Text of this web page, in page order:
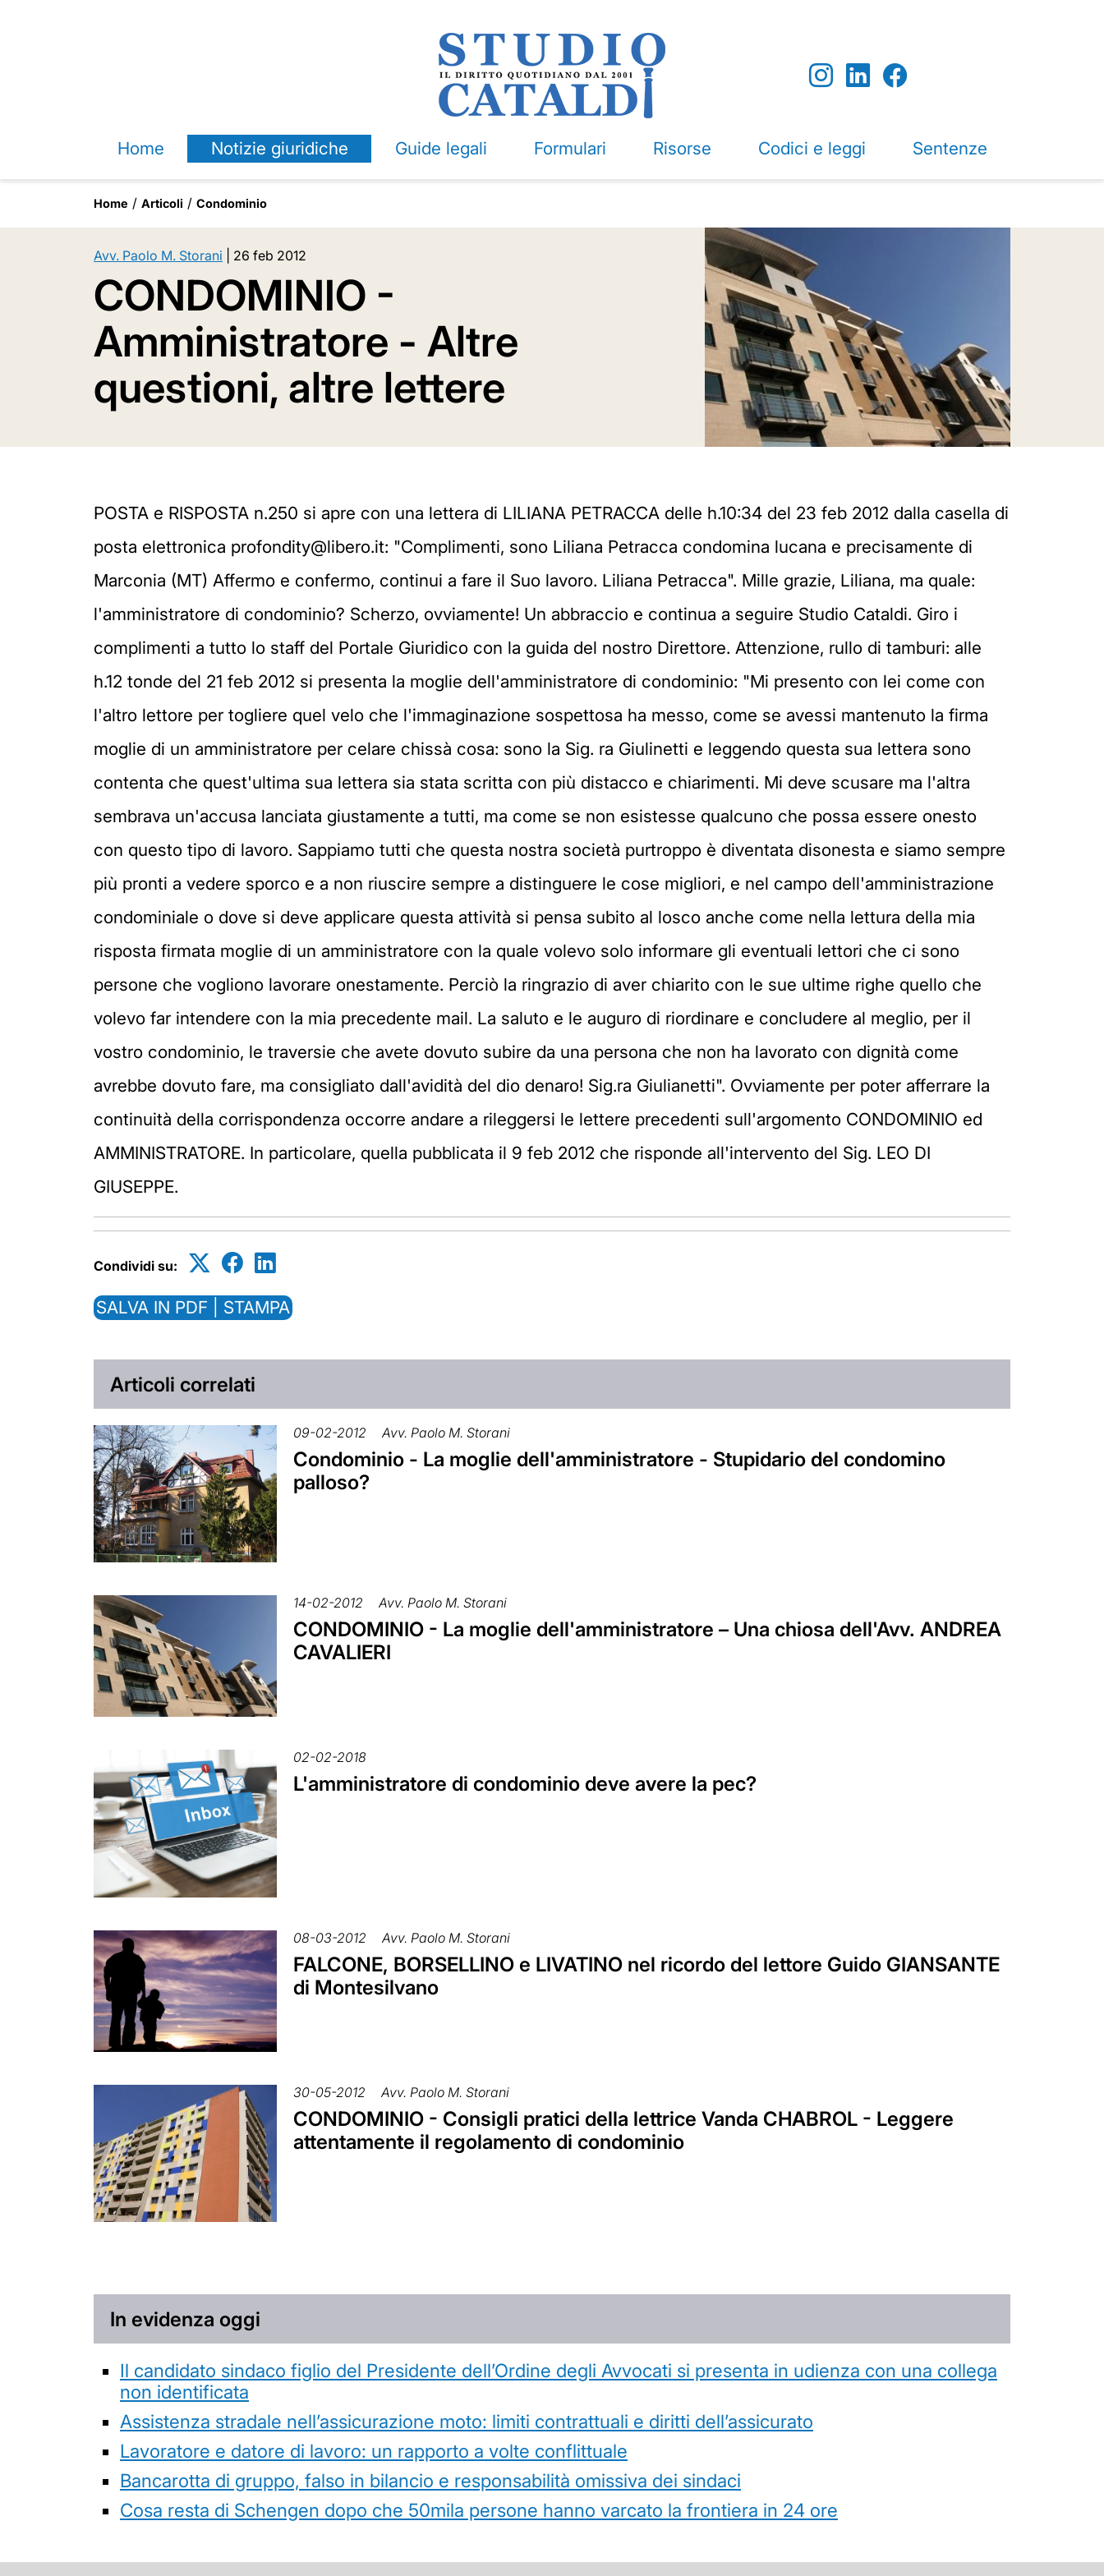
Home Notizie giuridiche Guide legali Formulari Risorse Codici e leggi Sentenze
Home Articoli Condominio
Avv. Paolo M. Storani 26 feb 2012
CONDOMINIO -
Amministratore - Altre
questioni, altre lettere
POSTA e RISPOSTA n.250 si apre con una lettera di LILIANA PETRACCA delle h.10:34 del 23 feb 2012 dalla casella di
posta elettronica profondity@libero.it: "Complimenti, sono Liliana Petracca condomina lucana e precisamente di
Marconia (MT) Affermo e confermo, continui a fare il Suo lavoro. Liliana Petracca". Mille grazie, Liliana, ma quale:
l'amministratore di condominio? Scherzo, ovviamente! Un abbraccio e continua a seguire Studio Cataldi. Giro i
complimenti a tutto lo staff del Portale Giuridico con la guida del nostro Direttore. Attenzione, rullo di tamburi: alle
h.12 tonde del 21 feb 2012 si presenta la moglie dell'amministratore di condominio: "Mi presento con lei come con
l'altro lettore per togliere quel velo che l'immaginazione sospettosa ha messo, come se avessi mantenuto la firma
moglie di un amministratore per celare chissà cosa: sono la Sig. ra Giulinetti e leggendo questa sua lettera sono
contenta che quest'ultima sua lettera sia stata scritta con più distacco e chiarimenti. Mi deve scusare ma l'altra
sembrava un'accusa lanciata giustamente a tutti, ma come se non esistesse qualcuno che possa essere onesto
con questo tipo di lavoro. Sappiamo tutti che questa nostra società purtroppo è diventata disonesta e siamo sempre
più pronti a vedere sporco e a non riuscire sempre a distinguere le cose migliori, e nel campo dell'amministrazione
condominiale o dove si deve applicare questa attività si pensa subito al losco anche come nella lettura della mia
risposta firmata moglie di un amministratore con la quale volevo solo informare gli eventuali lettori che ci sono
persone che vogliono lavorare onestamente. Perciò la ringrazio di aver chiarito con le sue ultime righe quello che
volevo far intendere con la mia precedente mail. La saluto e le auguro di riordinare e concludere al meglio, per il
vostro condominio, le traversie che avete dovuto subire da una persona che non ha lavorato con dignità come
avrebbe dovuto fare, ma consigliato dall'avidità del dio denaro! Sig.ra Giulianetti". Ovviamente per poter afferrare la
continuità della corrispondenza occorre andare a rileggersi le lettere precedenti sull'argomento CONDOMINIO ed
AMMINISTRATORE. In particolare, quella pubblicata il 9 feb 2012 che risponde all'intervento del Sig. LEO DI
GIUSEPPE.
Condividi su:
SALVA IN PDF | STAMPA
Articoli correlati
09-02-2012 Avv. Paolo M. Storani
Condominio - La moglie dell'amministratore - Stupidario del condomino
palloso?
14-02-2012 Avv. Paolo M. Storani
CONDOMINIO - La moglie dell'amministratore – Una chiosa dell'Avv. ANDREA
CAVALIERI
02-02-2018
L'amministratore di condominio deve avere la pec?
08-03-2012 Avv. Paolo M. Storani
FALCONE, BORSELLINO e LIVATINO nel ricordo del lettore Guido GIANSANTE
di Montesilvano
30-05-2012 Avv. Paolo M. Storani
CONDOMINIO - Consigli pratici della lettrice Vanda CHABROL - Leggere
attentamente il regolamento di condominio
In evidenza oggi
Il candidato sindaco figlio del Presidente dell’Ordine degli Avvocati si presenta in udienza con una collega
non identificata
Assistenza stradale nell’assicurazione moto: limiti contrattuali e diritti dell’assicurato
Lavoratore e datore di lavoro: un rapporto a volte conflittuale
Bancarotta di gruppo, falso in bilancio e responsabilità omissiva dei sindaci
Cosa resta di Schengen dopo che 50mila persone hanno varcato la frontiera in 24 ore